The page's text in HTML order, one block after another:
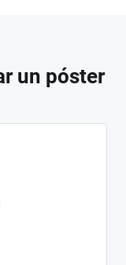
un póster